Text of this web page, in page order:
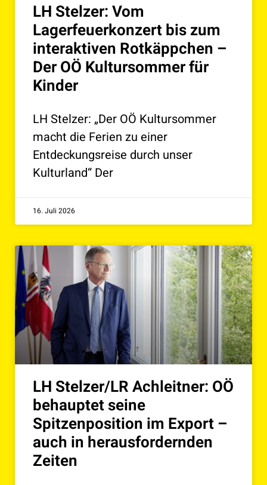
LH Stelzer: Vom
Lagerfeuerkonzert bis zum
interaktiven Rotkäppchen –
Der OÖ Kultursommer für
Kinder
LH Stelzer: „Der OÖ Kultursommer
macht die Ferien zu einer
Entdeckungsreise durch unser
Kulturland“ Der
16. Juli 2026
LH Stelzer/LR Achleitner: OÖ
behauptet seine
Spitzenposition im Export –
auch in herausfordernden
Zeiten